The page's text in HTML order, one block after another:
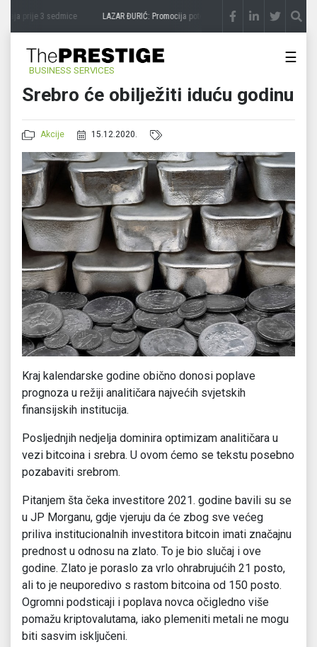
prije 3 sedmice LAZAR ĐURIĆ: Promocija potencijal pretvara u destinacijuprije
BUSINESS SERVICES
☰
Srebro će obilježiti iduću godinu
Akcije 15.12.2020.
Kraj kalendarske godine obično donosi poplave
prognoza u režiji analitičara najvećih svjetskih
finansijskih institucija.
Posljednjih nedjelja dominira optimizam analitičara u
vezi bitcoina i srebra. U ovom ćemo se tekstu posebno
pozabaviti srebrom.
Pitanjem šta čeka investitore 2021. godine bavili su se
u JP Morganu, gdje vjeruju da će zbog sve većeg
priliva institucionalnih investitora bitcoin imati značajnu
prednost u odnosu na zlato. To je bio slučaj i ove
godine. Zlato je poraslo za vrlo ohrabrujućih 21 posto,
ali to je neuporedivo s rastom bitcoina od 150 posto.
Ogromni podsticaji i poplava novca očigledno više
pomažu kriptovalutama, iako plemeniti metali ne mogu
biti sasvim isključeni.